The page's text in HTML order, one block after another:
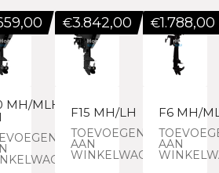
MH/MLH
F15 MH/LH
TOEVOEGEN
AAN
WINKELWAGEN
€3.842,00
F6 MH/
AAN
€1.788,00